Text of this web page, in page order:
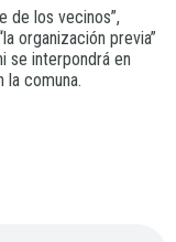
de los vecinos”,
organización previa”
se interpondrá en
la comuna.